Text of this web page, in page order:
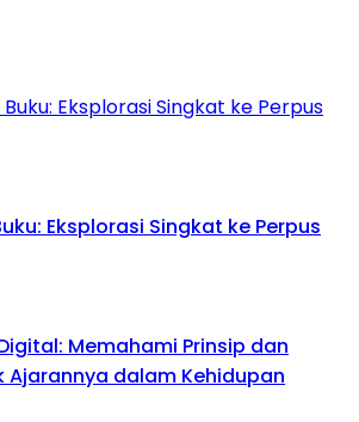
Eksplorasi Singkat ke Perpus
Memahami Prinsip dan
Ajarannya dalam Kehidupan